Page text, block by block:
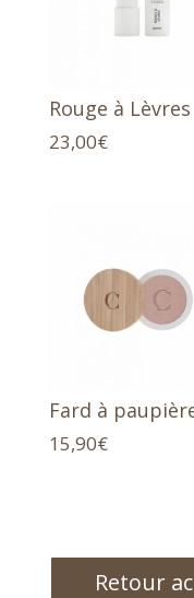
Rouge à Lèvres
23,00€
Fard à
15,90€
Retour